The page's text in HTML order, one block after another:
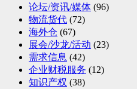
论坛/资讯/媒体 (96)
物流货代 (72)
海外仓 (67)
展会/沙龙/活动 (23)
需求信息 (42)
企业财税服务 (12)
知识产权 (38)